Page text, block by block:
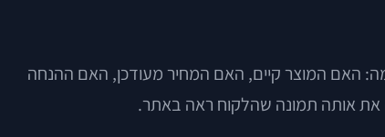
האם המוצר קיים, האם המחיר מעודכן, האם ההנחה
את אותה תמונה שהלקוח ראה באתר.